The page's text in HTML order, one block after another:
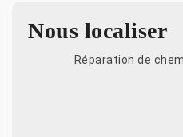
Nous localiser
Réparation de